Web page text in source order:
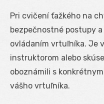
Pri cvičení ťažkého na
bezpečnostné postupy
ovládaním vrtuľníka. Je
instruktorom alebo
oboznámili s
vášho vrtuľníka.